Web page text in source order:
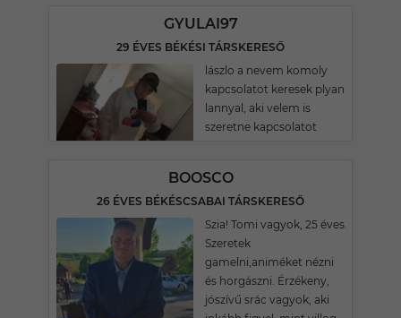
GYULAI97
29 ÉVES BÉKÉSI TÁRSKERESŐ
lászlo a nevem komoly
kapcsolatot keresek plyan
lannyal, aki velem is
szeretne kapcsolatot
BOOSCO
26 ÉVES BÉKÉSCSABAI TÁRSKERESŐ
Szia! Tomi vagyok, 25 éves.
Szeretek
gamelni,animéket nézni
és horgászni. Érzékeny,
jószívű srác vagyok, aki